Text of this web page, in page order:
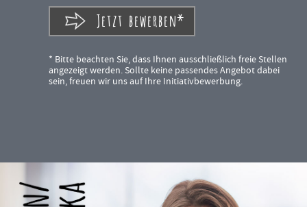
Jetzt bewerben*
* Bitte beachten Sie, dass Ihnen ausschließlich freie Stellen
angezeigt werden. Sollte keine passendes Angebot dabei
sein, freuen wir uns auf Ihre Initiativbewerbung.